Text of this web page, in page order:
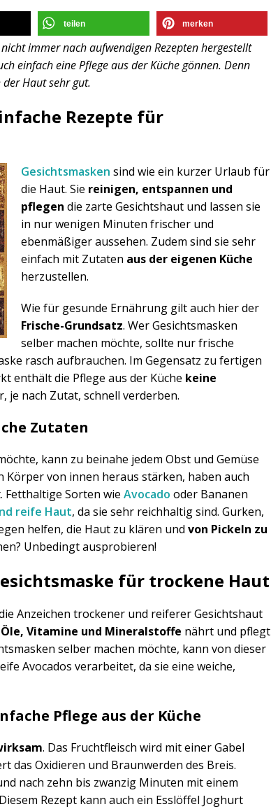
teilen merken
immer nach aufwendigen Rezepten hergestellt
einfach eine Pflege aus der Küche gönnen. Denn
Haut sehr gut.
Rezepte für
Gesichtsmasken sind wie ein kurzer Urlaub für
die Haut. Sie reinigen, entspannen und
pflegen die zarte Gesichtshaut und lassen sie
in nur wenigen Minuten frischer und
ebenmäßiger aussehen. Zudem sind sie sehr
einfach mit Zutaten aus der eigenen Küche
herzustellen.
Wie für gesunde Ernährung gilt auch hier der
Frische-Grundsatz. Wer Gesichtsmasken
selber machen möchte, sollte nur frische
rasch aufbrauchen. Im Gegensatz zu fertigen
enthält die Pflege aus der Küche keine
je nach Zutat, schnell verderben.
Zutaten
kann zu beinahe jedem Obst und Gemüse
von innen heraus stärken, haben auch
Sorten wie Avocado oder Bananen
reife Haut, da sie sehr reichhaltig sind. Gurken,
helfen, die Haut zu klären und von Pickeln zu
Unbedingt ausprobieren!
für trockene Haut
Anzeichen trockener und reiferer Gesichtshaut
Vitamine und Mineralstoffe nährt und pflegt
selber machen möchte, kann von dieser
Avocados verarbeitet, da sie eine weiche,
Pflege aus der Küche
. Das Fruchtfleisch wird mit einer Gabel
das Oxidieren und Braunwerden des Breis.
nach zehn bis zwanzig Minuten mit einem
Rezept kann auch ein Esslöffel Joghurt